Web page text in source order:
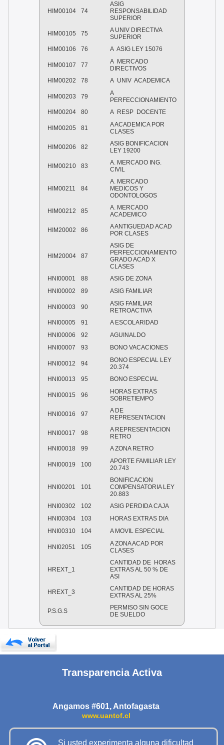
HIM00104 74
ASIG
RESPONSABILIDAD
SUPERIOR
HIM00105 75
A UNIV DIRECTIVA
SUPERIOR
HIM00106
76 A ASIG LEY 15076
HIM00107 77
A MERCADO
DIRECTIVOS
HIM00202
78 A UNIV ACADEMICA
HIM00203 79
A
PERFECCIONAMIENTO
HIM00204
80 A RESP DOCENTE
HIM00205 81
A ACADEMICA POR
CLASES
HIM00206 82
ASIG BONIFICACION
LEY 19200
HIM00210 83
A. MERCADO ING.
CIVIL
HIM00211 84
A. MERCADO
MEDICOS Y
ODONTOLOGOS
HIM00212 85
A. MERCADO
ACADEMICO
HIM20002 86
A ANTIGUEDAD ACAD
POR CLASES
HIM20004 87
ASIG DE
PERFECCIONAMIENTO
GRADO ACAD X
CLASES
HNI00001
88
ASIG DE ZONA
HNI00002
89 ASIG FAMILIAR
HNI00003 90
ASIG FAMILIAR
RETROACTIVA
HNI00005
91
A ESCOLARIDAD
HNI00006
92
AGUINALDO
HNI00007
93 BONO VACACIONES
HNI00012 94
BONO ESPECIAL LEY
20.374
HNI00013
95 BONO ESPECIAL
HNI00015 96
HORAS EXTRAS
SOBRETIEMPO
HNI00016 97
A DE
REPRESENTACION
HNI00017 98
A REPRESENTACION
RETRO
HNI00018
99 A ZONA RETRO
HNI00019 100
APORTE FAMILIAR LEY
20.743
HNI00201 101
BONIFICACION
COMPENSATORIA LEY
20.883
HNI00302
102
ASIG PERDIDA CAJA
HNI00304
103
HORAS EXTRAS DIA
HNI00310
104 A MOVIL ESPECIAL
HNI02051 105
A ZONA ACAD POR
CLASES
HREXT_1
CANTIDAD DE HORAS
EXTRAS AL 50 % DE
ASI
HREXT_3
CANTIDAD DE HORAS
EXTRAS AL 25%
P.S.G.S
PERMISO SIN GOCE
DE SUELDO
Transparencia Activa
Angamos #601, Antofagasta
www.uantof.cl
Si usted experimenta alguna dificultad